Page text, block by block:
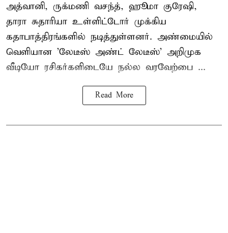
அத்வானி, ருக்மணி வசந்த், ஹூமா குரேஷி,
தாரா சுதாரியா உள்ளிட்டோர் முக்கிய
கதாபாத்திரங்களில் நடித்துள்ளனர். அண்மையில்
வெளியான 'லேடீஸ் அண்ட் லேடீஸ்' அறிமுக
வீடியோ ரசிகர்களிடையே நல்ல வரவேற்பை ...
Read More